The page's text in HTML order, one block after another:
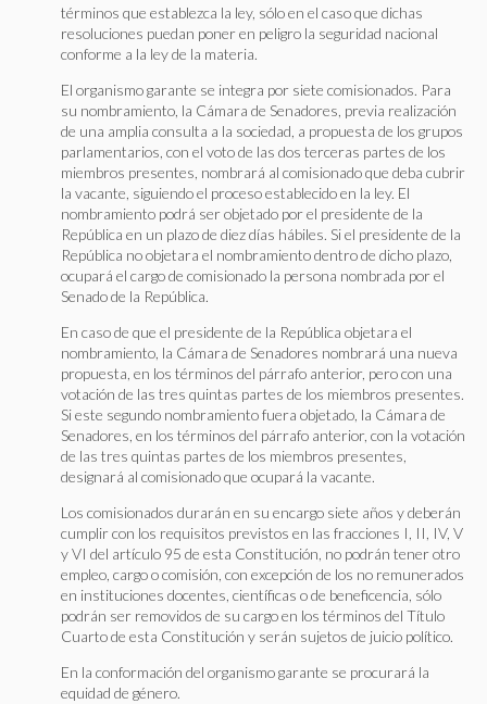
términos que establezca la ley, sólo en el caso que dichas
resoluciones puedan poner en peligro la seguridad nacional
conforme a la ley de la materia.
El organismo garante se integra por siete comisionados. Para
su nombramiento, la Cámara de Senadores, previa realización
de una amplia consulta a la sociedad, a propuesta de los grupos
parlamentarios, con el voto de las dos terceras partes de los
miembros presentes, nombrará al comisionado que deba cubrir
la vacante, siguiendo el proceso establecido en la ley. El
nombramiento podrá ser objetado por el presidente de la
República en un plazo de diez días hábiles. Si el presidente de la
República no objetara el nombramiento dentro de dicho plazo,
ocupará el cargo de comisionado la persona nombrada por el
Senado de la República.
En caso de que el presidente de la República objetara el
nombramiento, la Cámara de Senadores nombrará una nueva
propuesta, en los términos del párrafo anterior, pero con una
votación de las tres quintas partes de los miembros presentes.
Si este segundo nombramiento fuera objetado, la Cámara de
Senadores, en los términos del párrafo anterior, con la votación
de las tres quintas partes de los miembros presentes,
designará al comisionado que ocupará la vacante.
Los comisionados durarán en su encargo siete años y deberán
cumplir con los requisitos previstos en las fracciones I, II, IV, V
y VI del artículo 95 de esta Constitución, no podrán tener otro
empleo, cargo o comisión, con excepción de los no remunerados
en instituciones docentes, científicas o de beneficencia, sólo
podrán ser removidos de su cargo en los términos del Título
Cuarto de esta Constitución y serán sujetos de juicio político.
En la conformación del organismo garante se procurará la
equidad de género.